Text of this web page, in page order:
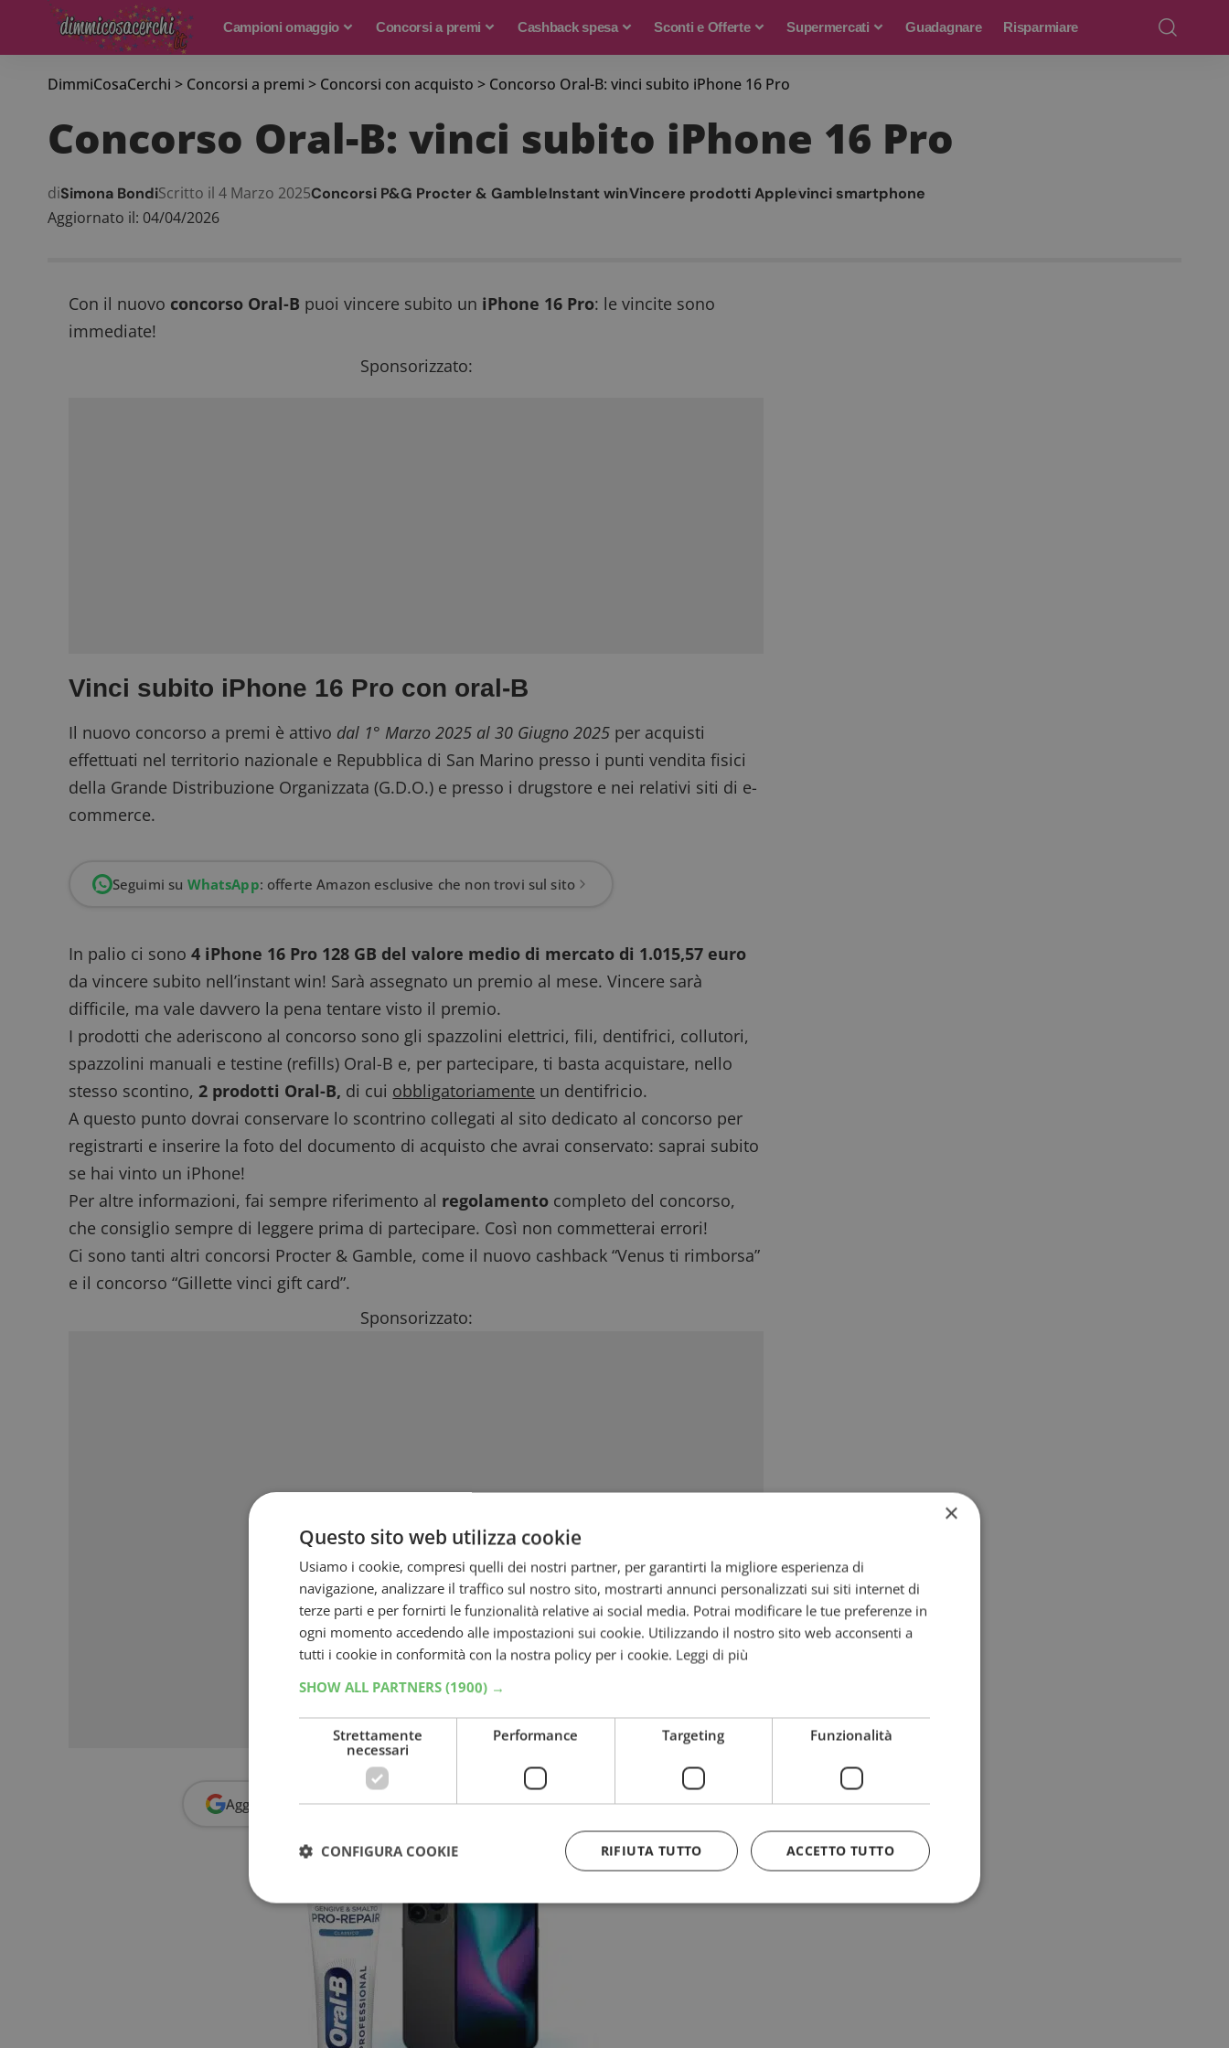
Campioni omaggio Concorsi a premi Cashback spesa Sconti e Offerte Supermercati Guadagnare Risparmiare
DimmiCosaCerchi > Concorsi a premi > Concorsi con acquisto > Concorso Oral-B: vinci subito iPhone 16 Pro
Concorso Oral-B: vinci subito iPhone 16 Pro
Aggiornato il: 04/04/2026
diSimona BondiScritto il 4 Marzo 2025Concorsi P&G Procter & GambleInstant winVincere prodotti Applevinci smartphone
Con il nuovo concorso Oral-B puoi vincere subito un iPhone 16 Pro: le vincite sono
immediate!
Sponsorizzato:
Vinci subito iPhone 16 Pro con oral-B
Il nuovo concorso a premi è attivo dal 1° Marzo 2025 al 30 Giugno 2025 per acquisti
effettuati nel territorio nazionale e Repubblica di San Marino presso i punti vendita fisici
della Grande Distribuzione Organizzata (G.D.O.) e presso i drugstore e nei relativi siti di e-
commerce.
Seguimi su WhatsApp: offerte Amazon esclusive che non trovi sul sito
In palio ci sono4 iPhone 16 Pro 128 GB del valore medio di mercato di 1.015,57 euro
da vincere subito nell’instant win! Sarà assegnato un premio al mese. Vincere sarà
difficile, ma vale davvero la pena tentare visto il premio.
I prodotti che aderiscono al concorso sono gli spazzolini elettrici, fili, dentifrici, collutori,
spazzolini manuali e testine (refills) Oral-B e, per partecipare, ti basta acquistare, nello
stesso scontino,2 prodotti Oral-B, di cui obbligatoriamente un dentifricio.
A questo punto dovrai conservare lo scontrino collegati al sito dedicato al concorso per
registrarti e inserire la foto del documento di acquisto che avrai conservato: saprai subito
se hai vinto un iPhone!
Per altre informazioni, fai sempre riferimento al regolamento completo del concorso,
che consiglio sempre di leggere prima di partecipare. Così non commetterai errori!
Ci sono tanti altri concorsi Procter & Gamble, come il nuovo cashback “Venus ti rimborsa”
e il concorso “Gillette vinci gift card”.
Sponsorizzato:
Aggiungi Dimmi Cosa Cerchialle fonti preferite su Google
×
Questo sito web utilizza cookie
Usiamo i cookie, compresi quelli dei nostri partner, per garantirti la migliore esperienza di
navigazione, analizzare il traffico sul nostro sito, mostrarti annunci personalizzati sui siti internet di
terze parti e per fornirti le funzionalità relative ai social media. Potrai modificare le tue preferenze in
ogni momento accedendo alle impostazioni sui cookie. Utilizzando il nostro sito web acconsenti a
tutti i cookie in conformità con la nostra policy per i cookie. Leggi di più
SHOW ALL PARTNERS (1900) →
Strettamente
necessari
Performance Targeting Funzionalità
ACCETTO TUTTO
RIFIUTA TUTTO
CONFIGURA COOKIE
Strettamente necessari
I cookie strettamente necessari consentono le funzionalità principali del sito web come l'accesso dell'utente e la gestione
dell'account. Il sito web non può essere utilizzato correttamente senza i cookie strettamente necessari.
Nome
Provider
_GRECAPTCHA
Google LLC